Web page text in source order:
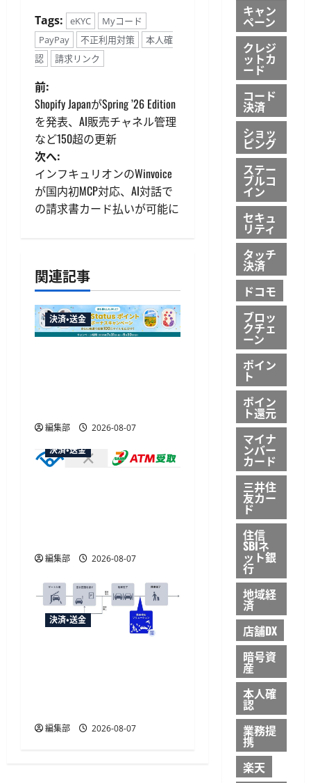
Tags:
eKYC
Myコード
PayPay
不正利用対策
本人確
認
請求リンク
投
稿
ナ
ビ
ゲ
シ
ョ
ン
前:
Shopify JapanがSpring ’26 Edition
を発表、AI販売チャネル管理
など150超の更新
次へ:
インフキュリオンのWinvoice
が国内初MCP対応、AI対話で
の請求書カード払いが可能に
関連記事
決済・送金
編集部
2026-08-07
決済・送金
編集部 2026-08-07
決済・送金
編集部 2026-08-07
キャン
ペーン
クレジ
ットカ
ード
コード
決済
ショッ
ピング
ステー
ブルコ
イン
セキュ
リティ
タッチ
決済
ドコモ
ブロッ
クチェ
ーン
ポイン
ト
ポイン
ト還元
マイナ
ンバー
カード
三井住
友カー
ド
住信
SBIネ
ット銀
行
地域経
済
店舗DX
暗号資
産
本人確
認
業務提
携
楽天